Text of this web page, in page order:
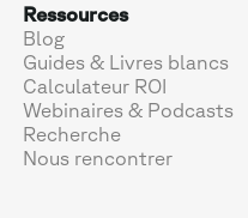
Ressources
Blog
Guides & Livres blancs
Calculateur ROI
Webinaires & Podcasts
Recherche
Nous rencontrer